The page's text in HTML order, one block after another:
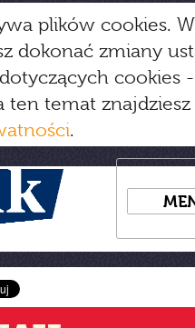
plików cookies.
dokonać zmiany
cookies
ten temat
.